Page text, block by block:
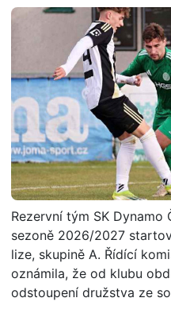
Rezervní tým SK Dynamo
sezoně 2026/2027
lize, skupině A. Řídící
oznámila, že od klubu
odstoupení družstva ze